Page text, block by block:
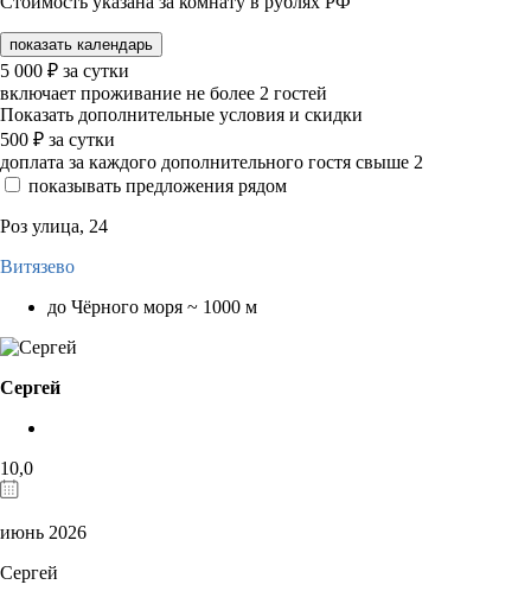
показать календарь
5 000 ₽ за сутки
включает проживание не более 2 гостей
Показать дополнительные условия и скидки
500 ₽ за сутки
доплата за каждого дополнительного гостя свыше 2
показывать предложения рядом
Роз улица, 24
Витязево
до Чёрного моря ~ 1000 м
Сергей
10,0
июнь 2026
Сергей